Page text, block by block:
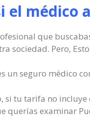
el médico
que
sociedad. Pero,
un seguro médico
si tu tarifa no incluye
querías examinar